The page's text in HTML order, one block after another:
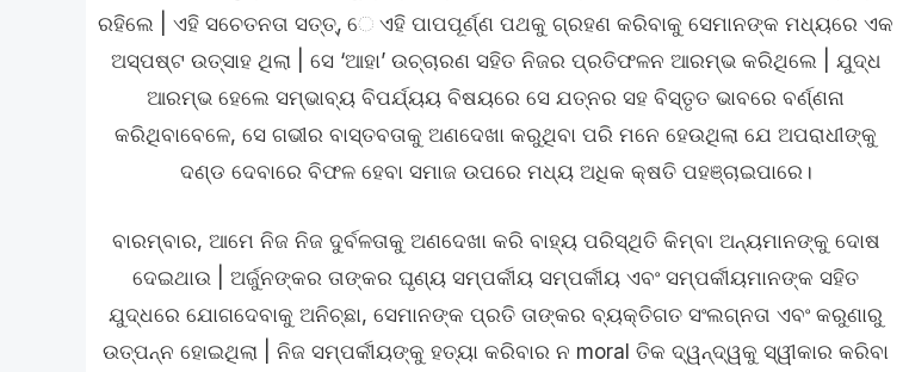
ରହିଲେ | ଏହି ସଚେତନତା ସତ୍ତ୍, େ ଏହି ପାପପୂର୍ଣ୍ଣ ପଥକୁ ଗ୍ରହଣ କରିବାକୁ ସେମାନଙ୍କ ମଧ୍ୟରେ ଏକ
ଅସ୍ପଷ୍ଟ ଉତ୍ସାହ ଥିଲା | ସେ ‘ଆହା’ ଉଚ୍ଚାରଣ ସହିତ ନିଜର ପ୍ରତିଫଳନ ଆରମ୍ଭ କରିଥିଲେ | ଯୁଦ୍ଧ
ଆରମ୍ଭ ହେଲେ ସମ୍ଭାବ୍ୟ ବିପର୍ଯ୍ୟୟ ବିଷୟରେ ସେ ଯତ୍ନର ସହ ବିସ୍ତୃତ ଭାବରେ ବର୍ଣ୍ଣନା
କରିଥିବାବେଳେ, ସେ ଗଭୀର ବାସ୍ତବତାକୁ ଅଣଦେଖା କରୁଥିବା ପରି ମନେ ହେଉଥିଲା ଯେ ଅପରାଧୀଙ୍କୁ
ଦଣ୍ଡ ଦେବାରେ ବିଫଳ ହେବା ସମାଜ ଉପରେ ମଧ୍ୟ ଅଧିକ କ୍ଷତି ପହଞ୍ଚାଇପାରେ।
ବାରମ୍ବାର, ଆମେ ନିଜ ନିଜ ଦୁର୍ବଳତାକୁ ଅଣଦେଖା କରି ବାହ୍ୟ ପରିସ୍ଥିତି କିମ୍ବା ଅନ୍ୟମାନଙ୍କୁ ଦୋଷ
ଦେଇଥାଉ | ଅର୍ଜୁନଙ୍କର ତାଙ୍କର ଘୃଣ୍ୟ ସମ୍ପର୍କୀୟ ସମ୍ପର୍କୀୟ ଏବଂ ସମ୍ପର୍କୀୟମାନଙ୍କ ସହିତ
ଯୁଦ୍ଧରେ ଯୋଗଦେବାକୁ ଅନିଚ୍ଛା, ସେମାନଙ୍କ ପ୍ରତି ତାଙ୍କର ବ୍ୟକ୍ତିଗତ ସଂଲଗ୍ନତା ଏବଂ କରୁଣାରୁ
ଉତ୍ପନ୍ନ ହୋଇଥିଲା | ନିଜ ସମ୍ପର୍କୀୟଙ୍କୁ ହତ୍ୟା କରିବାର ନ moral ତିକ ଦ୍ୱନ୍ଦ୍ୱକୁ ସ୍ୱୀକାର କରିବା